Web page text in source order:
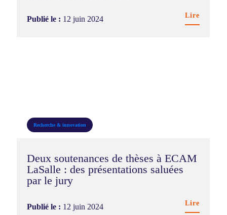
Publié le : 12 juin 2024 Lire
Recherche & innovation
Deux soutenances de thèses à ECAM
LaSalle : des présentations saluées
par le jury
Publié le : 12 juin 2024 Lire